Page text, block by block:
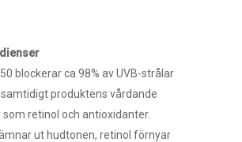
blockerar ca 98% av UVB-strålar
produktens vårdande
retinol och antioxidanter.
ut hudtonen, retinol förnyar